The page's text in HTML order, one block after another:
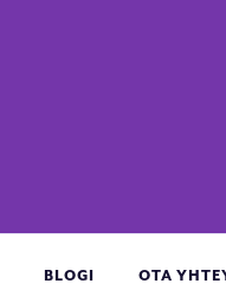
BLOGI OTA